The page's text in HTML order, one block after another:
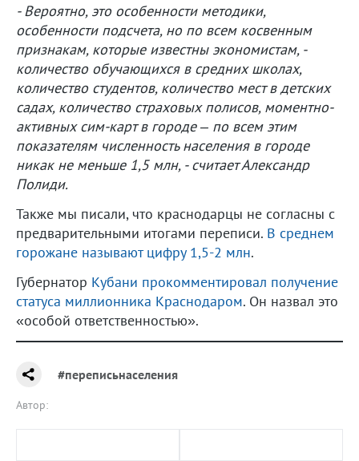
- Вероятно, это особенности методики,
особенности подсчета, но по всем косвенным
признакам, которые известны экономистам, -
количество обучающихся в средних школах,
количество студентов, количество мест в детских
садах, количество страховых полисов, моментно-
активных сим-карт в городе – по всем этим
показателям численность населения в городе
никак не меньше 1,5 млн, - считает Александр
Полиди.
Также мы писали, что краснодарцы не согласны с
предварительными итогами переписи. В среднем
горожане называют цифру 1,5-2 млн.
Губернатор Кубани прокомментировал получение
статуса миллионника Краснодаром. Он назвал это
«особой ответственностью».
#переписьнаселения
Автор: